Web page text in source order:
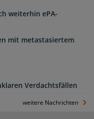
weiterhin ePA-
mit metastasiertem
Verdachtsfällen
weitere Nachrichten